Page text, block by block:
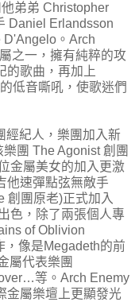
弟弟 Christopher
Daniel Erlandsson
D'Angelo。Arch
之一，擁有純粹的攻
的歌曲，再加上
低音嘶吼，使歌迷們
經紀人，樂團加入新
團 The Agonist 創團
金屬美女的加入更激
他速彈點弦無敵手
創團原老)正式加入
色，除了兩張個人專
of Oblivion
，像是Megadeth的前
屬代表樂團
等。Arch Enemy
金屬樂壇上更顯發光